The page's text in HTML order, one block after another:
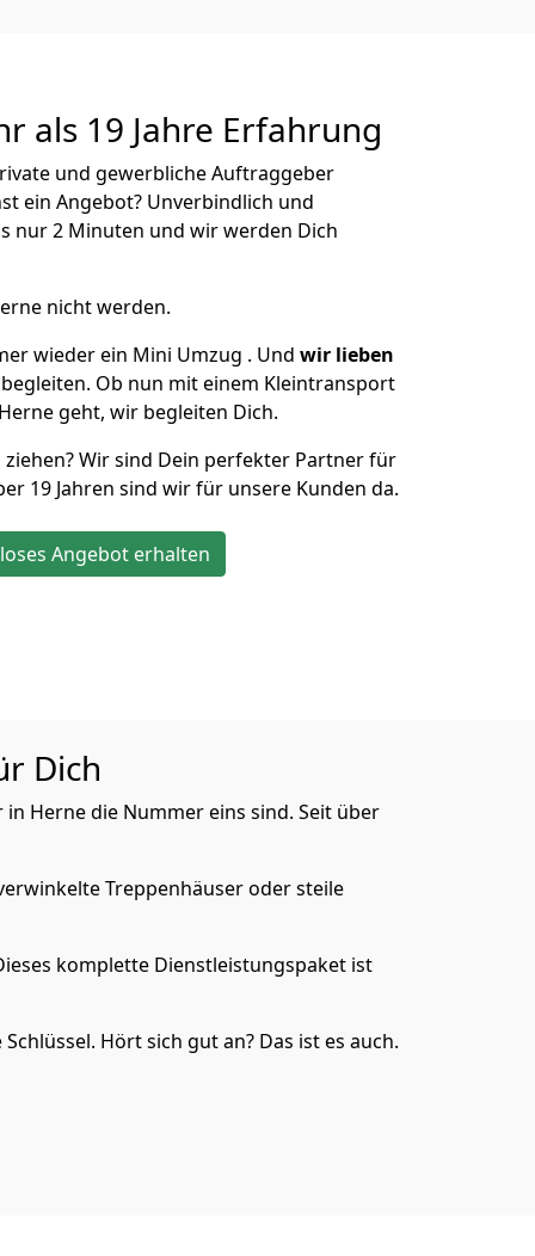
als 19 Jahre Erfahrung
und gewerbliche Auftraggeber
ein Angebot? Unverbindlich und
nur 2 Minuten und wir werden Dich
nicht werden.
wieder ein Mini Umzug . Und wir lieben
Ob nun mit einem Kleintransport
geht, wir begleiten Dich.
Wir sind Dein perfekter Partner für
19 Jahren sind wir für unsere Kunden da.
Angebot erhalten
Dich
Herne die Nummer eins sind. Seit über
Treppenhäuser oder steile
komplette Dienstleistungspaket ist
Hört sich gut an? Das ist es auch.